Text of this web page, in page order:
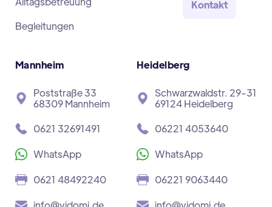
Begleitungen
Kontakt
Mannheim
Poststraße 33
68309 Mannheim
0621 32691491
WhatsApp
0621 48492240
Heidelberg
Schwarzwaldstr. 29-31
69124 Heidelberg
06221 4053640
WhatsApp
06221 9063440